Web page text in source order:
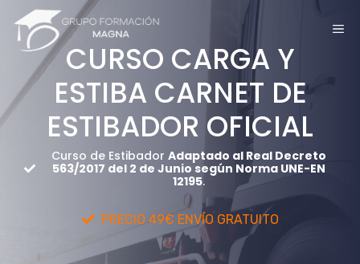
Saltar
contenido CURSO CARGA Y
ESTIBA CARNET DE
ESTIBADOR OFICIAL
Curso de Estibador Adaptado al Real Decreto
563/2017 del 2 de Junio según Norma UNE-EN
12195.
PRECIO 49€ ENVÍO GRATUITO